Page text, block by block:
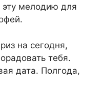
эту мелодию для
на сегодня,
тебя.
дата. Полгода,